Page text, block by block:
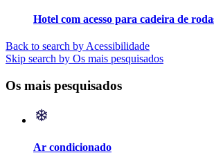
Hotel com acesso para cadeira de
Back to search by Acessibilidade
Skip search by Os mais pesquisados
Os mais pesquisados
Ar condicionado